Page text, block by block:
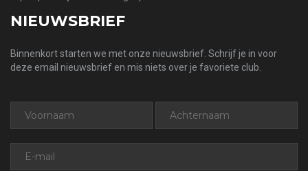
NIEUWSBRIEF
Binnenkort starten we met onze nieuwsbrief. Schrijf je in voor
deze email nieuwsbrief en mis niets over je favoriete club.